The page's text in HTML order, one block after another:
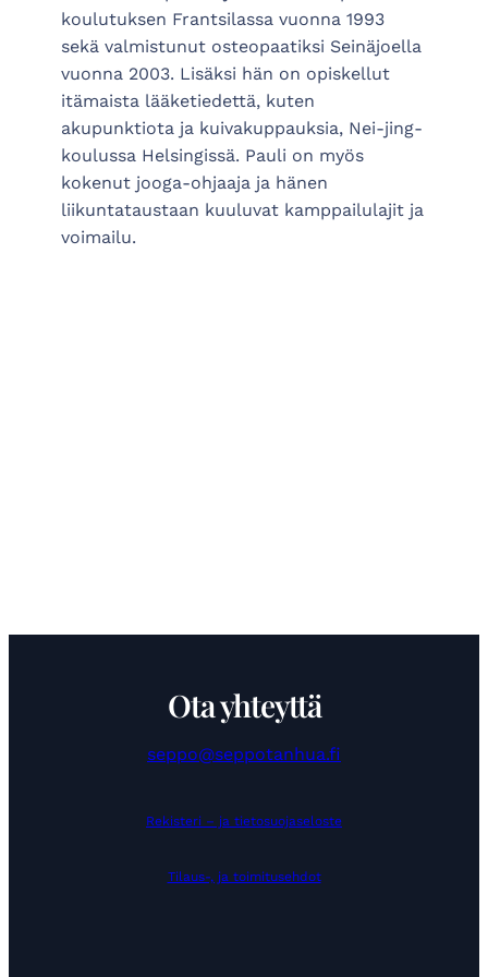
koulutuksen Frantsilassa vuonna 1993
sekä valmistunut osteopaatiksi Seinäjoella
vuonna 2003. Lisäksi hän on opiskellut
itämaista lääketiedettä, kuten
akupunktiota ja kuivakuppauksia, Nei-jing-
koulussa Helsingissä. Pauli on myös
kokenut jooga-ohjaaja ja hänen
liikuntataustaan kuuluvat kamppailulajit ja
voimailu.
Ota yhteyttä
seppo@seppotanhua.fi
Rekisteri – ja tietosuojaseloste
Tilaus-, ja toimitusehdot